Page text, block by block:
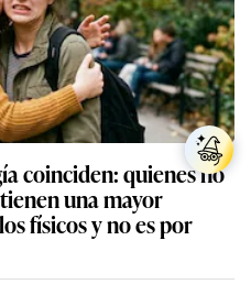
coinciden: quienes no
una mayor
físicos y no es por